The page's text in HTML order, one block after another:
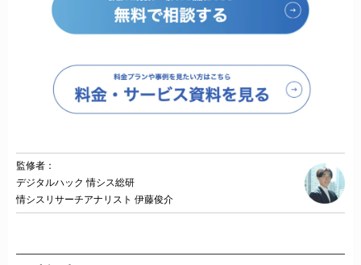
監修者：
デジタルハック 情シス総研
情シスリサーチアナリスト 伊藤俊介